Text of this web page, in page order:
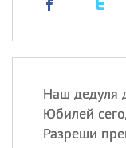
Наш дедуля
Юбилей
Разреши